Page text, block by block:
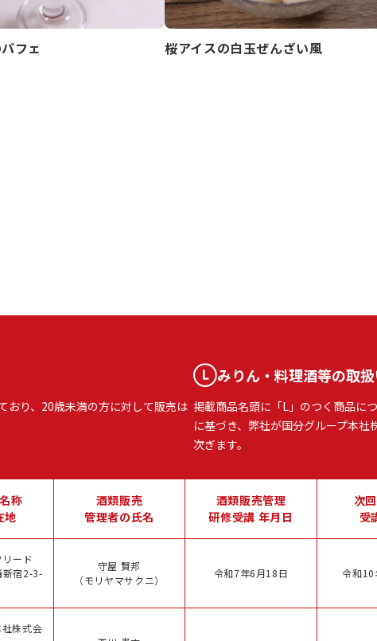
フェ 桜アイスの白玉ぜんざい風
おり、20歳未満の方に対して販売は
みりん・料理酒等の取
掲載商品名頭に「L」のつく商品に
に基づき、弊社が国分グループ本
次ぎます。
称
地
酒類販売
管理者の氏名
酒類販売管理
研修受講 年月日
次
受
ード
新宿2-3-
守屋 賢邦
（モリヤマサクニ）
令和7年6月18日 令和10
株式会